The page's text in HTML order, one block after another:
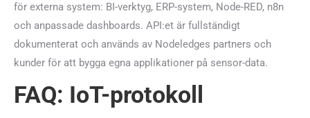
för externa system: BI-verktyg, ERP-system, Node-RED, n8n
och anpassade dashboards. API:et är fullständigt
dokumenterat och används av Nodeledges partners och
kunder för att bygga egna applikationer på sensor-data.
FAQ: IoT-protokoll